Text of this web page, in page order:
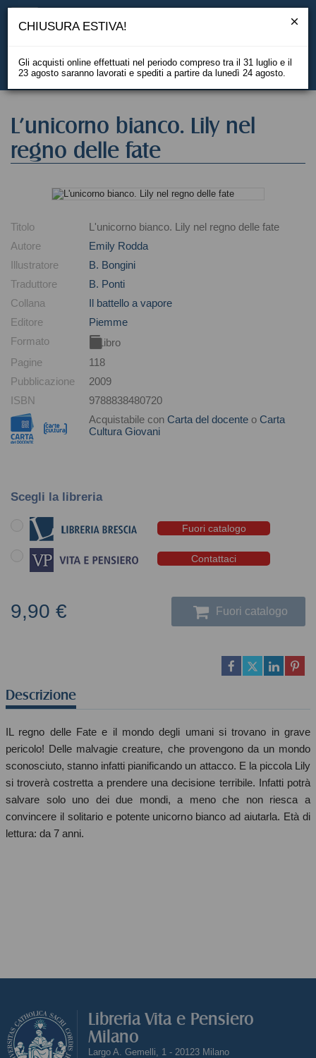
EN
L'unicorno bianco. Lily nel
regno delle fate
Titolo
L'unicorno bianco. Lily nel regno delle fate
Autore
Emily Rodda
Illustratore
B. Bongini
Traduttore
B. Ponti
Collana
Il battello a vapore
Editore
Piemme
Formato
Libro
Pagine
118
Pubblicazione
2009
ISBN
9788838480720
Acquistabile con Carta del docente o Carta
Cultura Giovani
Scegli la libreria
Fuori catalogo
Contattaci
9,90 € Fuori catalogo
Descrizione
IL regno delle Fate e il mondo degli umani si trovano in grave
pericolo! Delle malvagie creature, che provengono da un mondo
sconosciuto, stanno infatti pianificando un attacco. E la piccola Lily
si troverà costretta a prendere una decisione terribile. Infatti potrà
salvare solo uno dei due mondi, a meno che non riesca a
convincere il solitario e potente unicorno bianco ad aiutarla. Età di
lettura: da 7 anni.
Libreria Vita e Pensiero
Milano
Largo A. Gemelli, 1 - 20123 Milano
CHIUSURA ESTIVA!
Gli acquisti online effettuati nel periodo compreso tra il 31 luglio e il
23 agosto saranno lavorati e spediti a partire da lunedì 24 agosto.